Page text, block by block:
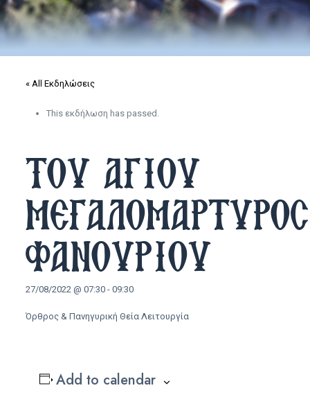
« All Εκδηλώσεις
This εκδήλωση has passed.
ΤΟΥ ΑΓΙΟΥ
ΜΕΓΑΛΟΜΑΡΤΥΡΟΣ
ΦΑΝΟΥΡΙΟΥ
27/08/2022 @ 07:30- 09:30
Όρθρος & Πανηγυρική Θεία Λειτουργία
Add to calendar